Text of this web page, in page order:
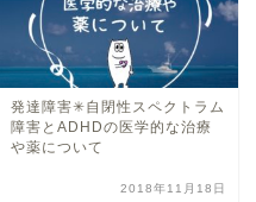
発達障害✳︎自閉性スペクトラム
障害とADHDの医学的な治療
や薬について
2018年11月18日